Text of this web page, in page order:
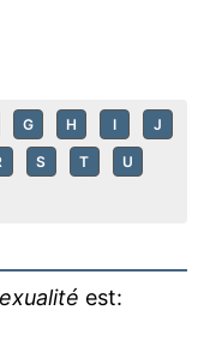
G H I J
S T U
est: